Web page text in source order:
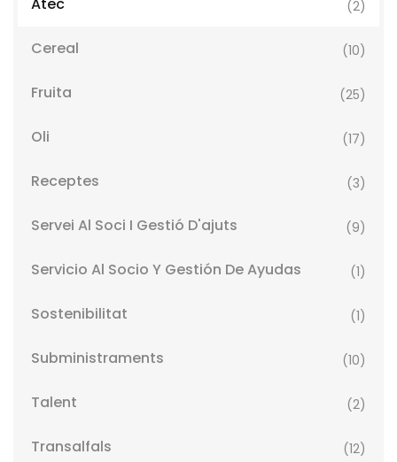
Atec (2)
Cereal (10)
Fruita (25)
Oli (17)
Receptes (3)
Servei Al Soci I Gestió D'ajuts (9)
Servicio Al Socio Y Gestión De Ayudas (1)
Sostenibilitat (1)
Subministraments (10)
Talent (2)
Transalfals (12)